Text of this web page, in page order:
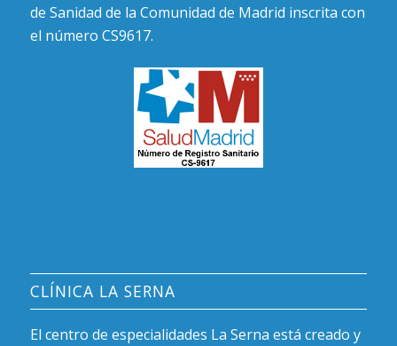
de Sanidad de la Comunidad de Madrid inscrita con
el número CS9617.
CLÍNICA LA SERNA
El centro de especialidades La Serna está creado y